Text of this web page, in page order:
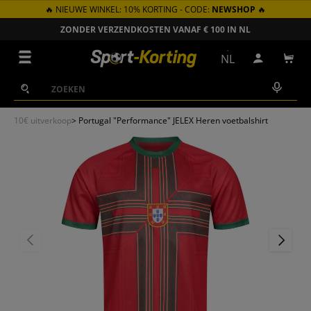
GA NAAR INHOUD
🔥 NIEUWE WINKEL: 10% KORTING - CODE: NEWSHOP 🔥
ZONDER VERZENDKOSTEN VANAF € 100 IN NL
Zoeken
Zoeken
NL Inloggen
10€ uitverkoop> Portugal "Performance" JELEX Heren voetbalshirt
VORIGE